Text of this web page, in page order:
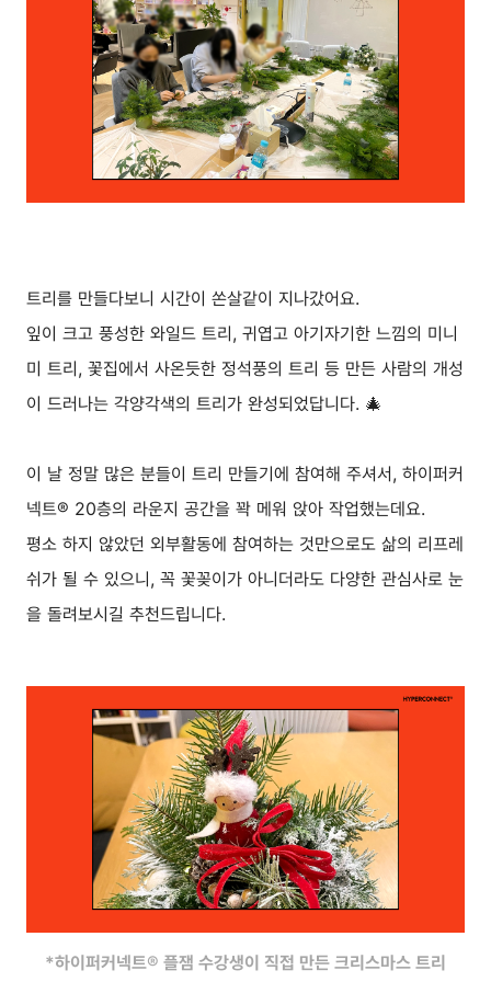
트리를 만들다보니 시간이 쏜살같이 지나갔어요.
잎이 크고 풍성한 와일드 트리, 귀엽고 아기자기한 느낌의 미니
미 트리, 꽃집에서 사온듯한 정석풍의 트리 등 만든 사람의 개성
이 드러나는 각양각색의 트리가 완성되었답니다. 🎄
이 날 정말 많은 분들이 트리 만들기에 참여해 주셔서, 하이퍼커
넥트® 20층의 라운지 공간을 꽉 메워 앉아 작업했는데요.
평소 하지 않았던 외부활동에 참여하는 것만으로도 삶의 리프레
쉬가 될 수 있으니, 꼭 꽃꽂이가 아니더라도 다양한 관심사로 눈
을 돌려보시길 추천드립니다.
*하이퍼커넥트® 플잼 수강생이 직접 만든 크리스마스 트리